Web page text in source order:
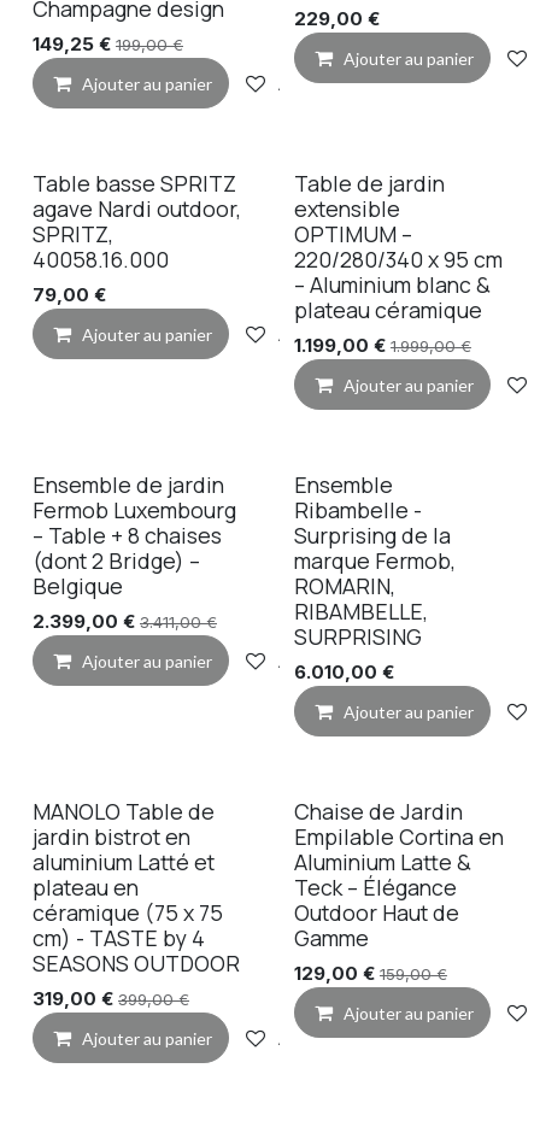
Champagne design
149,25 € 199,00€
Ajouter au panier Ajouter à la liste de souhaits
229,00 €
Ajouter au panier
Table basse SPRITZ
agave Nardi outdoor,
SPRITZ,
40058.16.000
79,00 €
Ajouter au panier Ajouter à la liste de souhaits
Table de jardin
extensible
OPTIMUM –
220/280/340 x 95 cm
– Aluminium blanc &
plateau céramique
1.199,00 € 1.999,00€
Ajouter au panier
Ensemble de jardin
Fermob Luxembourg
– Table + 8 chaises
(dont 2 Bridge) –
Belgique
2.399,00 € 3.411,00€
Ajouter au panier Ajouter à la liste de souhaits
Ensemble
Ribambelle -
Surprising de la
marque Fermob,
ROMARIN,
RIBAMBELLE,
SURPRISING
6.010,00 €
Ajouter au panier
MANOLO Table de
jardin bistrot en
aluminium Latté et
plateau en
céramique (75 x 75
cm) - TASTE by 4
SEASONS OUTDOOR
319,00 € 399,00€
Ajouter au panier Ajouter à la liste de souhaits
Chaise de Jardin
Empilable Cortina en
Aluminium Latte &
Teck – Élégance
Outdoor Haut de
Gamme
129,00 € 159,00€
Ajouter au panier